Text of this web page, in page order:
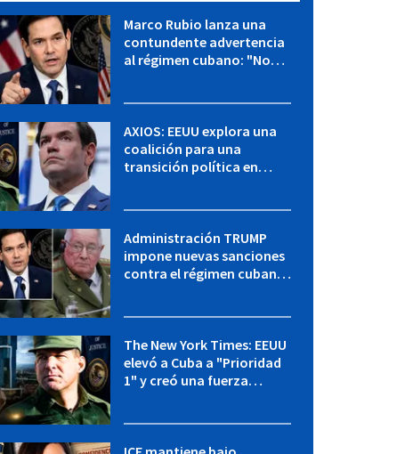
Marco Rubio lanza una
contundente advertencia
al régimen cubano: "No
AXIOS: EEUU explora una
coalición para una
transición política en
Administración TRUMP
impone nuevas sanciones
contra el régimen cubano:
The New York Times: EEUU
elevó a Cuba a "Prioridad
1" y creó una fuerza